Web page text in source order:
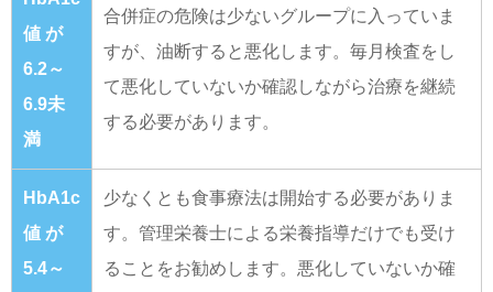
値 が
6.2～
6.9未
満
合併症の危険は少ないグループに入っていま
すが、油断すると悪化します。毎月検査をし
て悪化していないか確認しながら治療を継続
する必要があります。
HbA1c
値 が
5.4～
少なくとも食事療法は開始する必要がありま
す。管理栄養士による栄養指導だけでも受け
ることをお勧めします。悪化していないか確